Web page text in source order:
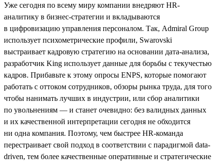
Уже сегодня по всему миру компании внедряют HR-
аналитику в бизнес-стратегии и вкладываются
в цифровизацию управления персоналом. Так, Admiral Group
использует психометрические профили, Swarovski
выстраивает кадровую стратегию на основании дата-анализа,
разработчик King использует данные для борьбы с текучестью
кадров. Прибавьте к этому опросы ENPS, которые помогают
работать с оттоком сотрудников, обзоры рынка труда, для того
чтобы нанимать лучших в индустрии, или сбор аналитики
по увольнениям — и станет очевидно: без валидных данных
и их качественной интерпретации сегодня не обходится
ни одна компания. Поэтому, чем быстрее HR-команда
перестраивает свой подход в соответствии с парадигмой data-
driven, тем более качественные оперативные и стратегические